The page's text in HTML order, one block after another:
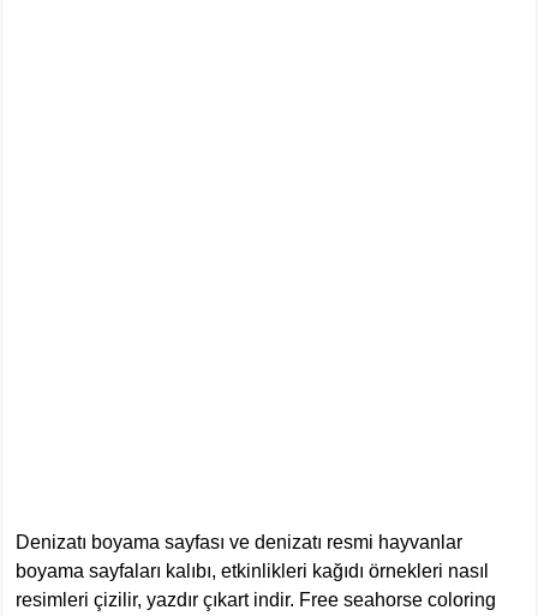
Denizatı boyama sayfası ve denizatı resmi hayvanlar
boyama sayfaları kalıbı, etkinlikleri kağıdı örnekleri nasıl
resimleri çizilir, yazdır çıkart indir. Free seahorse coloring